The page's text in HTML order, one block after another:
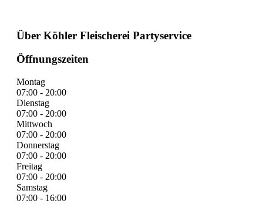
Über Köhler Fleischerei Partyservice
Öffnungszeiten
Montag
07:00 - 20:00
Dienstag
07:00 - 20:00
Mittwoch
07:00 - 20:00
Donnerstag
07:00 - 20:00
Freitag
07:00 - 20:00
Samstag
07:00 - 16:00